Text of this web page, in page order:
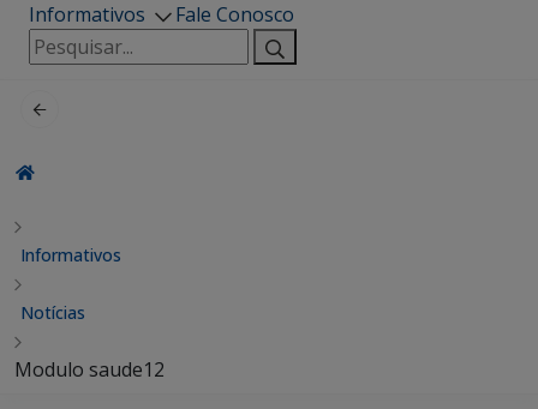
Informativos
Fale Conosco
Pesquisar
por:
Informativos
Notícias
Modulo saude12